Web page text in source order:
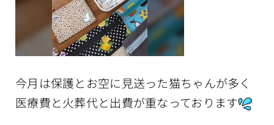
今月は保護とお空に見送った猫ちゃんが多く
医療費と火葬代と出費が重なっております